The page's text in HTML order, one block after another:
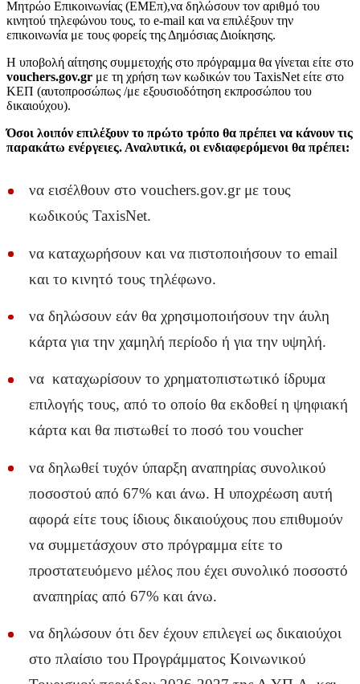
Μητρώο Επικοινωνίας (ΕΜΕπ),να δηλώσουν τον αριθμό του
κινητού τηλεφώνου τους, το e-mail και να επιλέξουν την
επικοινωνία με τους φορείς της Δημόσιας Διοίκησης.
Η υποβολή αίτησης συμμετοχής στο πρόγραμμα θα γίνεται είτε στο
vouchers.gov.gr με τη χρήση των κωδικών του TaxisNet είτε στο
ΚΕΠ (αυτοπροσώπως /με εξουσιοδότηση εκπροσώπου του
δικαιούχου).
Όσοι λοιπόν επιλέξουν το πρώτο τρόπο θα πρέπει να κάνουν τις
παρακάτω ενέργειες. Αναλυτικά, οι ενδιαφερόμενοι θα πρέπει:
να εισέλθουν στο vouchers.gov.gr με τους
κωδικούς TaxisNet.
να καταχωρήσουν και να πιστοποιήσουν το email
και το κινητό τους τηλέφωνο.
να δηλώσουν εάν θα χρησιμοποιήσουν την άυλη
κάρτα για την χαμηλή περίοδο ή για την υψηλή.
να καταχωρίσουν το χρηματοπιστωτικό ίδρυμα
επιλογής τους, από το οποίο θα εκδοθεί η ψηφιακή
κάρτα και θα πιστωθεί το ποσό του voucher
να δηλωθεί τυχόν ύπαρξη αναπηρίας συνολικού
ποσοστού από 67% και άνω. Η υποχρέωση αυτή
αφορά είτε τους ίδιους δικαιούχους που επιθυμούν
να συμμετάσχουν στο πρόγραμμα είτε το
προστατευόμενο μέλος που έχει συνολικό ποσοστό
αναπηρίας από 67% και άνω.
να δηλώσουν ότι δεν έχουν επιλεγεί ως δικαιούχοι
στο πλαίσιο του Προγράμματος Κοινωνικού